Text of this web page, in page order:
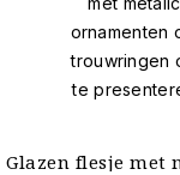
Blauw
Bruin
Doorzichtig
Glas